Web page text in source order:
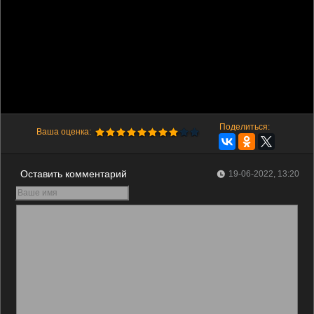
Ваша оценка: Поделиться:
Оставить комментарий 19-06-2022, 13:20